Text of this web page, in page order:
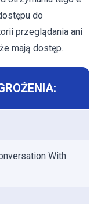
do
przeglądania ani
mają dostęp.
With